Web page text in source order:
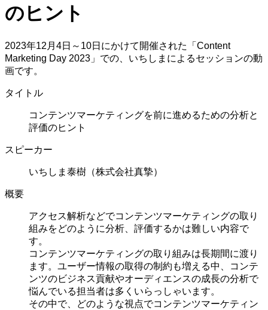
のヒント
2023年12月4日～10日にかけて開催された「Content
Marketing Day 2023」での、いちしまによるセッションの動
画です。
タイトル
コンテンツマーケティングを前に進めるための分析と
評価のヒント
スピーカー
いちしま泰樹（株式会社真摯）
概要
アクセス解析などでコンテンツマーケティングの取り
組みをどのように分析、評価するかは難しい内容で
す。
コンテンツマーケティングの取り組みは長期間に渡り
ます。ユーザー情報の取得の制約も増える中、コンテ
ンツのビジネス貢献やオーディエンスの成長の分析で
悩んでいる担当者は多くいらっしゃいます。
その中で、どのような視点でコンテンツマーケティン